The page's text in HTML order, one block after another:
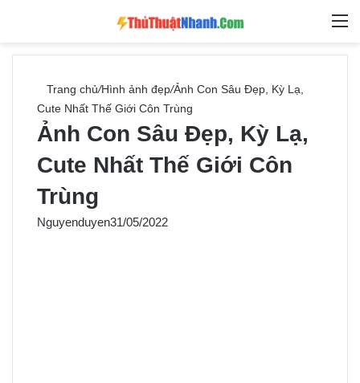
Tìm
Trang chủ/Hình ảnh đẹp/Ảnh Con Sâu Đẹp, Kỳ Lạ,
Cute Nhất Thế Giới Côn Trùng
Ảnh Con Sâu Đẹp, Kỳ Lạ,
Cute Nhất Thế Giới Côn
Trùng
Nguyenduyen31/05/2022